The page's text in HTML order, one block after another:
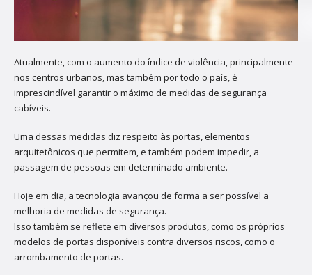
Atualmente, com o aumento do índice de violência, principalmente
nos centros urbanos, mas também por todo o país, é
imprescindível garantir o máximo de medidas de segurança
cabíveis.
Uma dessas medidas diz respeito às portas, elementos
arquitetônicos que permitem, e também podem impedir, a
passagem de pessoas em determinado ambiente.
Hoje em dia, a tecnologia avançou de forma a ser possível a
melhoria de medidas de segurança.
Isso também se reflete em diversos produtos, como os próprios
modelos de portas disponíveis contra diversos riscos, como o
arrombamento de portas.